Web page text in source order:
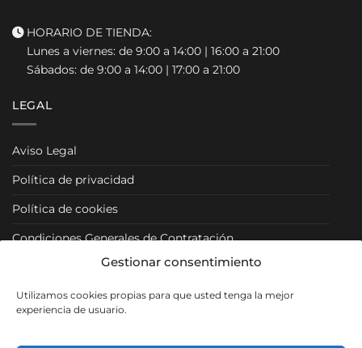
Gestionar consentimiento
Utilizamos cookies propias para que usted tenga la mejor
experiencia de usuario.
HORARIO DE TIENDA:
Lunes a viernes: de 9:00 a 14:00 | 16:00 a 21:00
Sábados: de 9:00 a 14:00 | 17:00 a 21:00
LEGAL
Aviso Legal
Política de privacidad
Política de cookies
Condiciones Generales de Contratación
Condiciones Particulares
Política de Venta y Cancelación/Devolución